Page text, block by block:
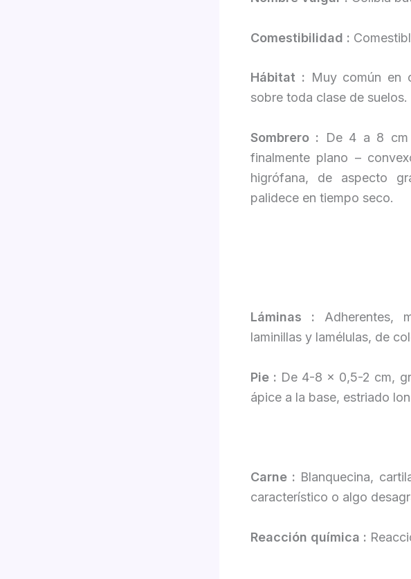
Comestibilidad :
Hábitat : Muy común en
sobre toda clase de suelos.
Sombrero : De 4 a 8 cm
finalmente plano –
higrófana, de aspecto
palidece en tiempo seco.
Láminas : Adherentes,
laminillas y lamélulas, de
Pie : De 4-8 x 0,5-2 cm,
ápice a la base, estriado
Carne : Blanquecina,
característico o algo
Reacción química :